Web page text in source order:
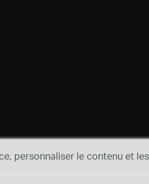
personnaliser le contenu et